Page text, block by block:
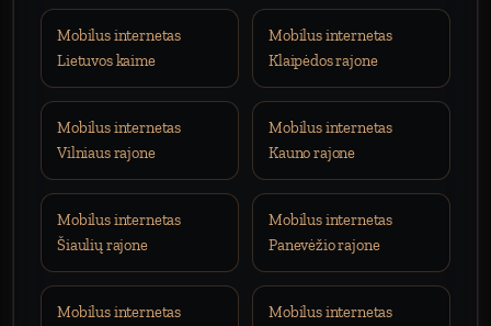
Mobilus internetas
Lietuvos kaime
Mobilus internetas
Klaipėdos rajone
Mobilus internetas
Vilniaus rajone
Mobilus internetas
Kauno rajone
Mobilus internetas
Šiaulių rajone
Mobilus internetas
Panevėžio rajone
Mobilus internetas
Mobilus internetas